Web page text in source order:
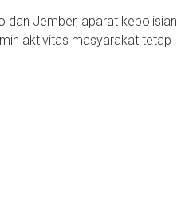
dan Jember, aparat kepolisian
aktivitas masyarakat tetap